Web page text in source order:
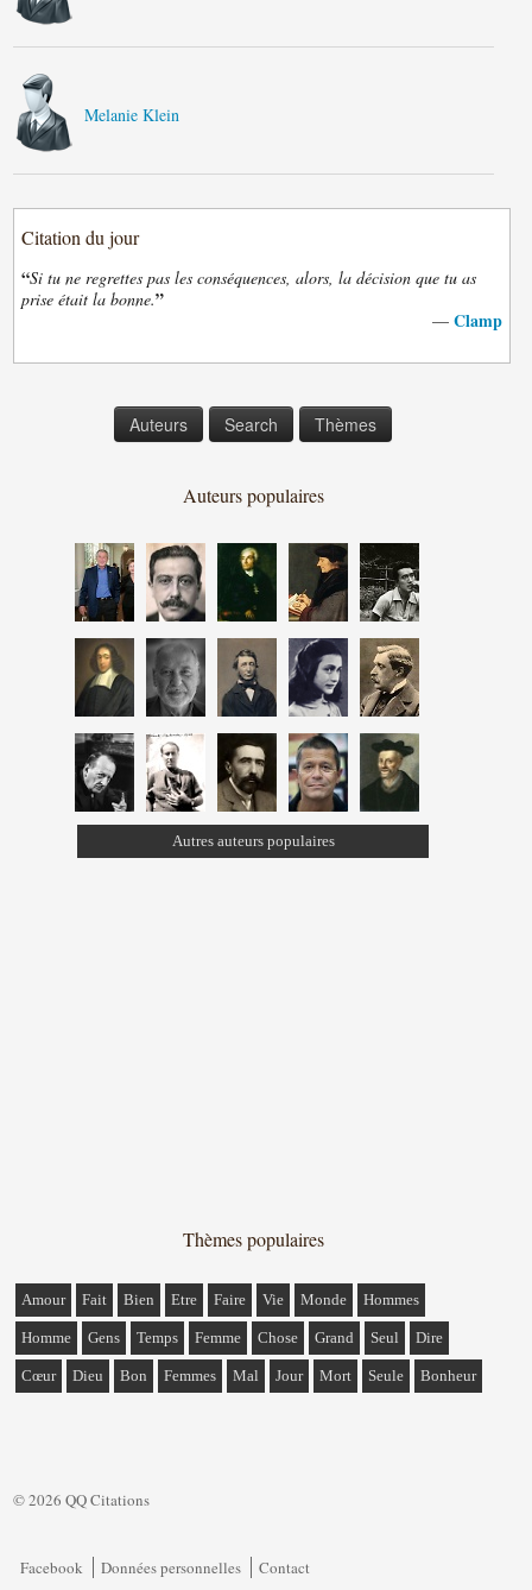
Melanie Klein
Citation du jour
“Si tu ne regrettes pas les conséquences, alors, la décision que tu as
prise était la bonne.”
— Clamp
Auteurs Search Thèmes
Auteurs populaires
Autres auteurs populaires
Thèmes populaires
Amour Fait Bien Etre Faire Vie Monde Hommes
Homme Gens Temps Femme Chose Grand Seul Dire
Cœur Dieu Bon Femmes Mal Jour Mort Seule Bonheur
© 2026 QQ Citations
Facebook Données personnelles Contact